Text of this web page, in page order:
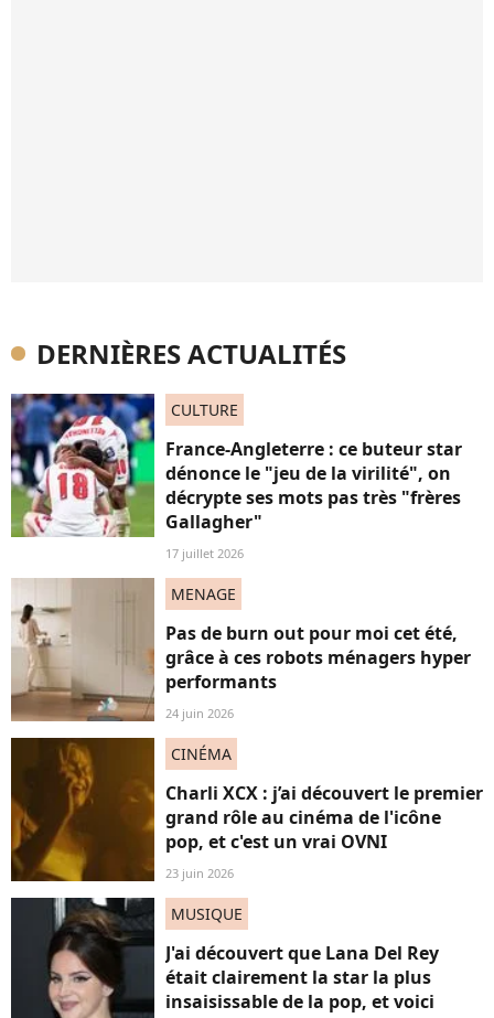
DERNIÈRES ACTUALITÉS
CULTURE
France-Angleterre : ce buteur star
dénonce le "jeu de la virilité", on
décrypte ses mots pas très "frères
Gallagher"
17 juillet 2026
MENAGE
Pas de burn out pour moi cet été,
grâce à ces robots ménagers hyper
performants
24 juin 2026
CINÉMA
Charli XCX : j’ai découvert le premier
grand rôle au cinéma de l'icône
pop, et c'est un vrai OVNI
23 juin 2026
MUSIQUE
J'ai découvert que Lana Del Rey
était clairement la star la plus
insaisissable de la pop, et voici